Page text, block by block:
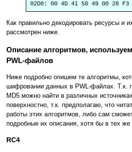
02D0: 00 4D 41 50 49
Как правильно декодировать ресурсы и
рассмотрен ниже.
Описание алгоритмов,
PWL-файлов
Ниже подробно опишем те алгоритмы,
шифровании данных в PWL-файлах. Т.к.
MD5 можно найти в различных
поверхностно, т.к. предполагаю, что
работы этих алгоритмов, либо сам
подробные их описания, хотя бы в тех же
RC4